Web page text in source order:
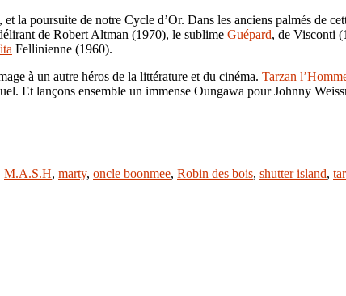
et la poursuite de notre Cycle d’Or. Dans les anciens palmés de
de Robert Altman (1970), le sublime Guépard, de Visconti
Fellinienne (1960).
à un autre héros de la littérature et du cinéma. Tarzan
Et lançons ensemble un immense Oungawa pour Johnny
M.A.S.H, marty, oncle boonmee, Robin des bois, shutter island,